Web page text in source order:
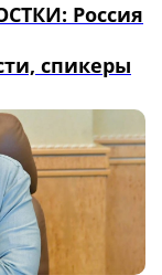
Россия
спикеры